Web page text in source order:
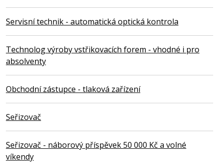
Servisní technik - automatická optická kontrola
Technolog výroby vstřikovacích forem - vhodné i pro
absolventy
Obchodní zástupce - tlaková zařízení
Seřizovač
Seřizovač - náborový příspěvek 50 000 Kč a volné
víkendy